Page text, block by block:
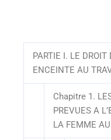
PARTIE I. LE
ENCEINTE AU
Chapitre 1.
PREVUES A
LA FEMME